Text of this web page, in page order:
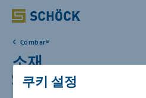
쿠키 설정
솔루션
Korea (KR) 한국어
Combar®
소재
Schöck Combar®